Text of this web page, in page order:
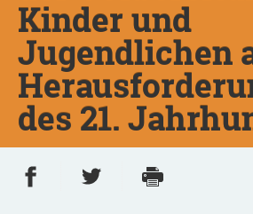
Kinder und
Jugendlichen
des 21.
Share on Facebook
Share on Twitter